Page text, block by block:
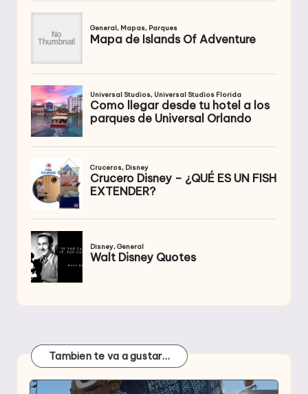
Tambien te va a gustar…